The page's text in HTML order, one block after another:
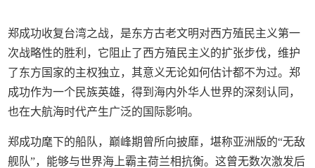
郑成功收复台湾之战，是东方古老文明对西方殖民主义第一
次战略性的胜利，它阻止了西方殖民主义的扩张步伐，维护
了东方国家的主权独立，其意义无论如何估计都不为过。郑
成功作为一个民族英雄，得到海内外华人世界的深刻认同，
也在大航海时代产生广泛的国际影响。
郑成功麾下的船队，巅峰期曾所向披靡，堪称亚洲版的“无敌
舰队”，能够与世界海上霸主荷兰相抗衡。这曾无数次激发后